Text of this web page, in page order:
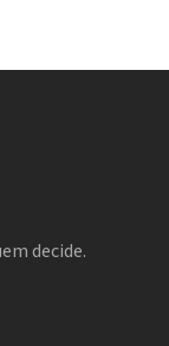
decide.